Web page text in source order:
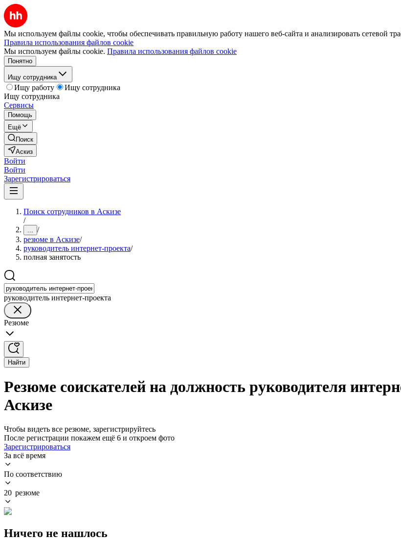
Мы используем файлы cookie, чтобы обеспечивать правильную работу нашего веб-сайта и анализировать сетевой
Правила использования файлов cookie
Мы используем файлы cookie. Правила использования файлов cookie
Понятно
Ищу сотрудника
Ищу работу
Ищу сотрудника
Ищу сотрудника
Сервисы
Помощь
Ещё
Поиск
Аскиз
Войти
Войти
Зарегистрироваться
Поиск сотрудников в Аскизе
/
... /
резюме в Аскизе/
руководитель интернет-проекта/
полная занятость
руководитель интернет-проекта
Резюме
Найти
Резюме соискателей на должность руководителя
Аскизе
Чтобы видеть все резюме, зарегистрируйтесь
После регистрации покажем ещё 6 и откроем фото
Зарегистрироваться
За всё время
По соответствию
20 резюме
Ничего не нашлось